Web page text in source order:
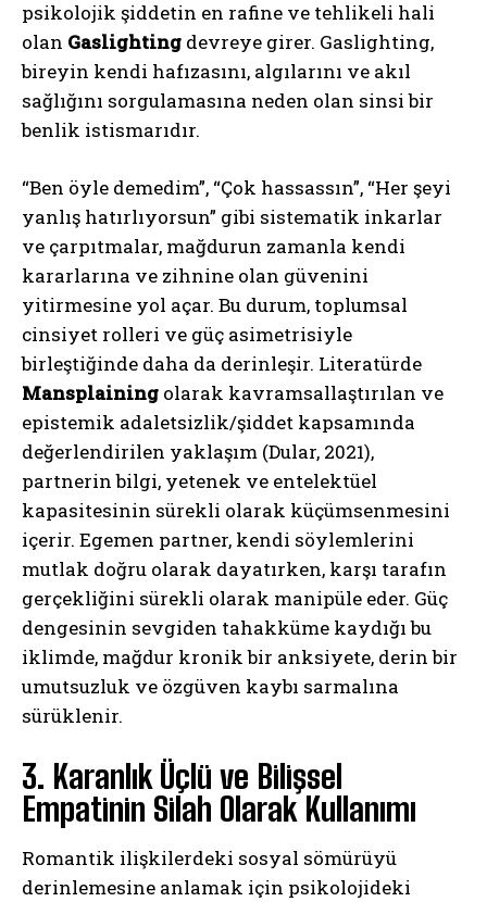
psikolojik şiddetin en rafine ve tehlikeli hali
olan Gaslighting devreye girer. Gaslighting,
bireyin kendi hafızasını, algılarını ve akıl
sağlığını sorgulamasına neden olan sinsi bir
benlik istismarıdır.
“Ben öyle demedim”, “Çok hassassın”, “Her şeyi
yanlış hatırlıyorsun” gibi sistematik inkarlar
ve çarpıtmalar, mağdurun zamanla kendi
kararlarına ve zihnine olan güvenini
yitirmesine yol açar. Bu durum, toplumsal
cinsiyet rolleri ve güç asimetrisiyle
birleştiğinde daha da derinleşir. Literatürde
Mansplaining olarak kavramsallaştırılan ve
epistemik adaletsizlik/şiddet kapsamında
değerlendirilen yaklaşım (Dular, 2021),
partnerin bilgi, yetenek ve entelektüel
kapasitesinin sürekli olarak küçümsenmesini
içerir. Egemen partner, kendi söylemlerini
mutlak doğru olarak dayatırken, karşı tarafın
gerçekliğini sürekli olarak manipüle eder. Güç
dengesinin sevgiden tahakküme kaydığı bu
iklimde, mağdur kronik bir anksiyete, derin bir
umutsuzluk ve özgüven kaybı sarmalına
sürüklenir.
3. Karanlık Üçlü ve Bilişsel
Empatinin Silah Olarak Kullanımı
Romantik ilişkilerdeki sosyal sömürüyü
derinlemesine anlamak için psikolojideki